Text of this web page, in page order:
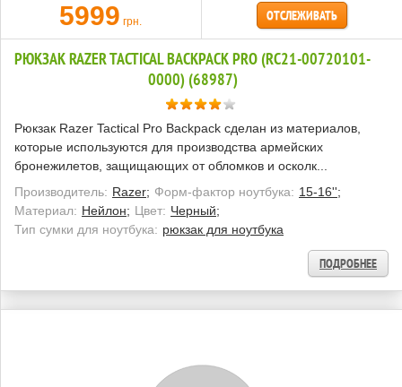
5999 грн. ОТСЛЕЖИВАТЬ
РЮКЗАК RAZER TACTICAL BACKPACK PRO (RC21-00720101-
0000) (68987)
Рюкзак Razer Tactical Pro Backpack сделан из материалов,
которые используются для производства армейских
бронежилетов, защищающих от обломков и осколк...
Производитель: Razer; Форм-фактор ноутбука: 15-16'';
Материал: Нейлон; Цвет: Черный;
Тип сумки для ноутбука: рюкзак для ноутбука
ПОДРОБНЕЕ